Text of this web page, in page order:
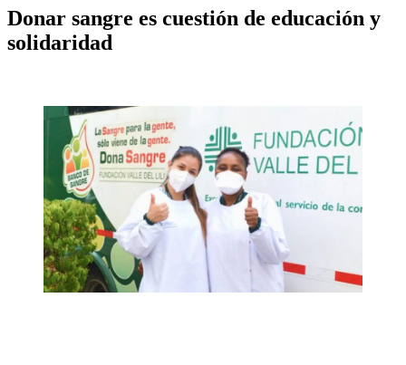
Donar sangre es cuestión de educación y
solidaridad